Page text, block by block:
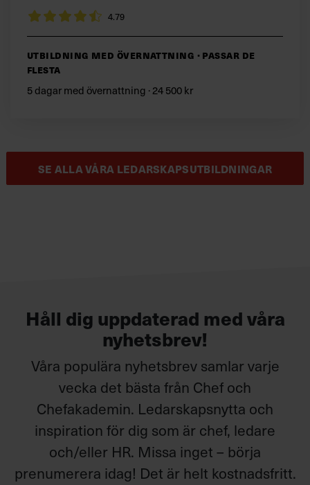
4.79
Utbildning med övernattning · Passar de
flesta
5 dagar med övernattning · 24 500 kr
SE ALLA VÅRA LEDARSKAPSUTBILDNINGAR
Håll dig uppdaterad med våra
nyhetsbrev!
Våra populära nyhetsbrev samlar varje
vecka det bästa från Chef och
Chefakademin. Ledarskapsnytta och
inspiration för dig som är chef, ledare
och/eller HR. Missa inget – börja
prenumerera idag! Det är helt kostnadsfritt.